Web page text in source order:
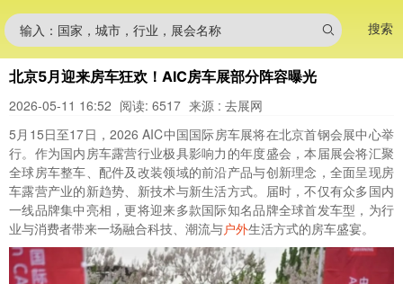
输入：国家，城市，行业，展会名称 搜索
北京5月迎来房车狂欢！AIC房车展部分阵容曝光
2026-05-11 16:52 阅读: 6517 来源 : 去展网
5月15日至17日，2026 AIC中国国际房车展将在北京首钢会展中心举
行。作为国内房车露营行业极具影响力的年度盛会，本届展会将汇聚
全球房车整车、配件及改装领域的前沿产品与创新理念，全面呈现房
车露营产业的新趋势、新技术与新生活方式。届时，不仅有众多国内
一线品牌集中亮相，更将迎来多款国际知名品牌全球首发车型，为行
业与消费者带来一场融合科技、潮流与户外生活方式的房车盛宴。